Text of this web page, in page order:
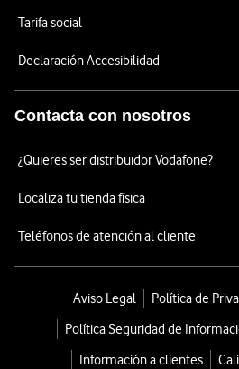
Tarifa social
Declaración Accesibilidad
Contacta con nosotros
¿Quieres ser distribuidor Vodafone?
Localiza tu tienda física
Teléfonos de atención al cliente
Aviso Legal
Política de
Política Seguridad de
Información a clientes